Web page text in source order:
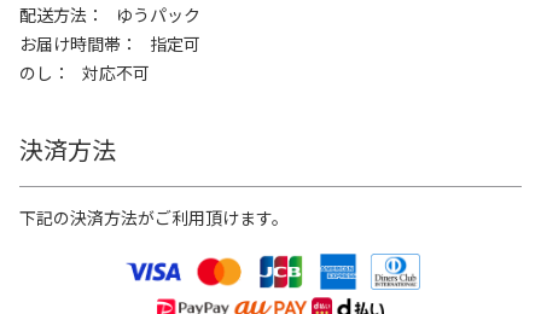
配送方法
ゆうパック
お届け時間帯
指定可
のし
対応不可
決済方法
下記の決済方法がご利用頂けます。